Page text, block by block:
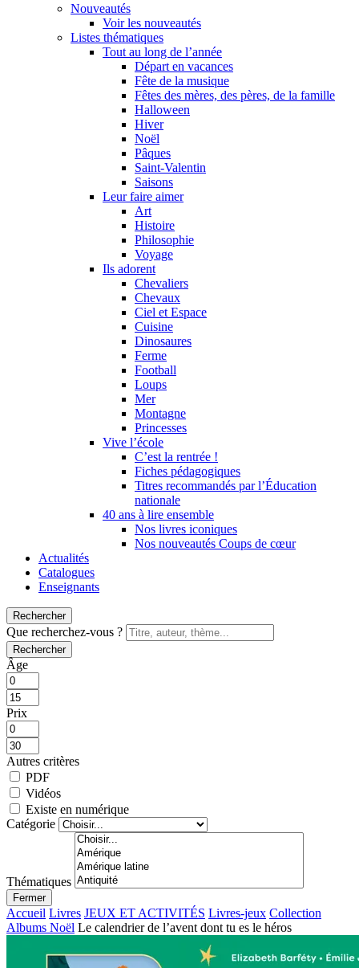
Nouveautés
Voir les nouveautés
Listes thématiques
Tout au long de l’année
Départ en vacances
Fête de la musique
Fêtes des mères, des pères, de la famille
Halloween
Hiver
Noël
Pâques
Saint-Valentin
Saisons
Leur faire aimer
Art
Histoire
Philosophie
Voyage
Ils adorent
Chevaliers
Chevaux
Ciel et Espace
Cuisine
Dinosaures
Ferme
Football
Loups
Mer
Montagne
Princesses
Vive l’école
C’est la rentrée !
Fiches pédagogiques
Titres recommandés par l’Éducation
nationale
40 ans à lire ensemble
Nos livres iconiques
Nos nouveautés Coups de cœur
Actualités
Catalogues
Enseignants
Rechercher
Que recherchez-vous ?
Rechercher
Âge
Prix
Autres critères
PDF
Vidéos
Existe en numérique
Catégorie
Thématiques
Fermer
Accueil Livres JEUX ET ACTIVITÉS Livres-jeux Collection
Albums Noël Le calendrier de l’avent dont tu es le héros